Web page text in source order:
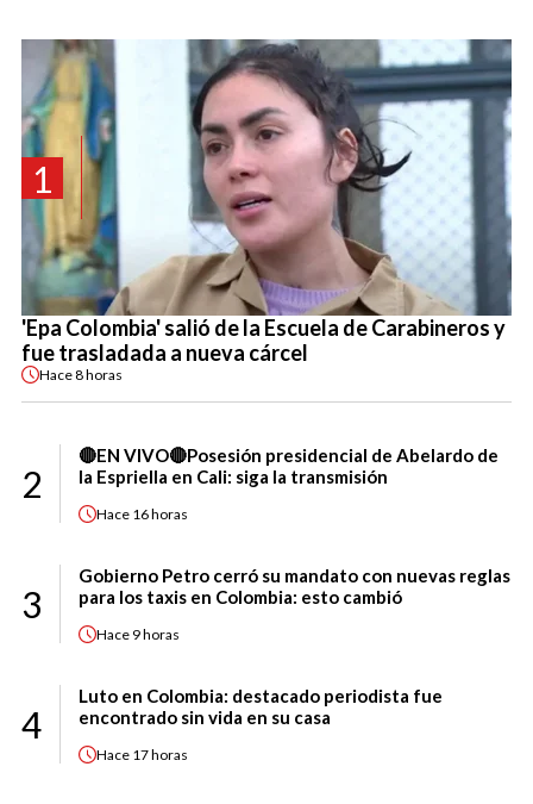
1
'Epa Colombia' salió de la Escuela de Carabineros y
fue trasladada a nueva cárcel
Hace8 horas
2
🔴EN VIVO🔴Posesión presidencial de Abelardo de
la Espriella en Cali: siga la transmisión
Hace 16 horas
3
Gobierno Petro cerró su mandato con nuevas reglas
para los taxis en Colombia: esto cambió
Hace 9 horas
4
Luto en Colombia: destacado periodista fue
encontrado sin vida en su casa
Hace 17 horas